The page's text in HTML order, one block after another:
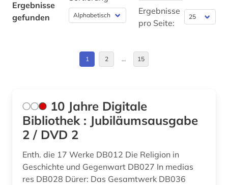
byzanz (1)
chronik (1)
coluccio salutati (1)
cristoforo landino (1)
Spanien (1)
Vatikanstadt (1)
Ergebnisse
gefunden
Ergebnisse
pro Seite:
1 2 … 15
10 Jahre Digitale
Bibliothek : Jubiläumsausgabe
2 / DVD 2
Enth. die 17 Werke DB012 Die Religion in
Geschichte und Gegenwart DB027 In medias
res DB028 Dürer: Das Gesamtwerk DB036